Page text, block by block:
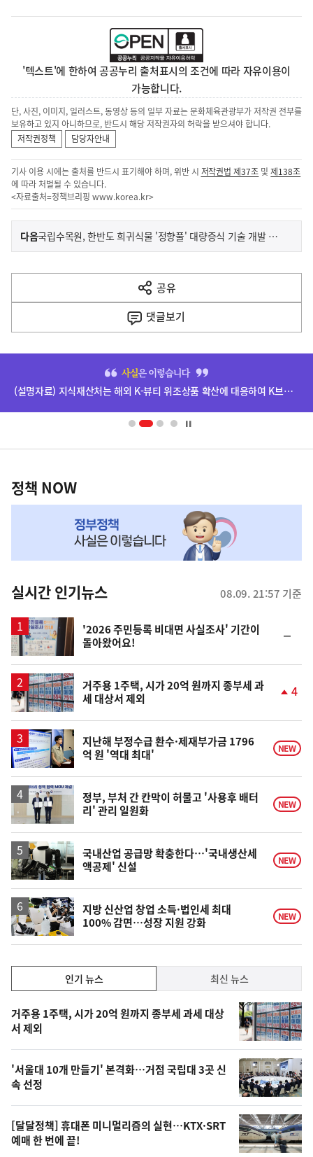
'텍스트'에 한하여 공공누리 출처표시의 조건에 따라 자유이용이
가능합니다.
단, 사진, 이미지, 일러스트, 동영상 등의 일부 자료는 문화체육관광부가 저작권 전부를
보유하고 있지 아니하므로, 반드시 해당 저작권자의 허락을 받으셔야 합니다.
저작권정책
담당자안내
기사 이용 시에는 출처를 반드시 표기해야 하며, 위반 시 저작권법 제37조 및제138조
에 따라 처벌될 수 있습니다.
<자료출처=정책브리핑 www.korea.kr>
이
전
다
음
다음기
사
국립수목원, 한반도 희귀식물 '정향풀' 대량증식 기술 개발 성공
공유
열
기
댓글보기
영
(설명자료) 지식재산처는 해외 K-뷰티 위조상품 확산에 대응하여 K브랜드 정부인증, 유통차단, 국제공조까지 K-브랜드 보호를 강화하고 있습니다.
책
NOW,
뉴
스
정책 NOW
실시간 인기뉴스 08.09. 21:57 기준
'2026 주민등록 비대면 사실조사' 기간이
돌아왔어요!
일
거주용 1주택, 시가 20억 원까지 종부세 과
세 대상서 제외
상
승
4
지난해 부정수급 환수·제재부가금 1796
억 원 '역대 최대'
NEW
정부, 부처 간 칸막이 허물고 '사용후 배터
리' 관리 일원화
NEW
국내산업 공급망 확충한다…'국내생산세
액공제' 신설
NEW
지방 신산업 창업 소득·법인세 최대
100% 감면…성장 지원 강화
NEW
기,
최
신,
오
늘
의
영
상
인기 뉴스 최신 뉴스
기
뉴
스
거주용 1주택, 시가 20억 원까지 종부세 과세 대상
서 제외
'서울대 10개 만들기' 본격화…거점 국립대 3곳 신
속 선정
[달달정책] 휴대폰 미니멀리즘의 실현…KTX·SRT
예매 한 번에 끝!